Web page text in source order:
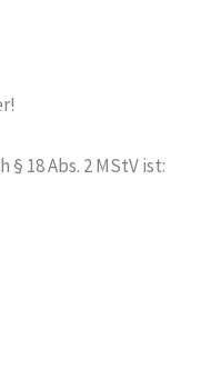
18 Abs. 2 MStV ist: